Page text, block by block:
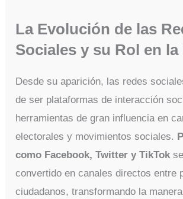
La Evolución de las
Sociales y su Rol en
Desde su aparición, las redes
de ser plataformas de interacción
herramientas de gran influencia en
electorales y movimientos sociales.
como Facebook, Twitter y TikTok
convertido en canales directos entre
ciudadanos, transformando la